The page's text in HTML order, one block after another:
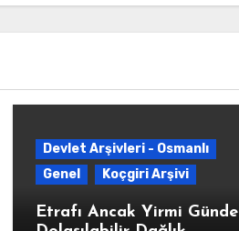
Devlet Arşivleri - Osmanlı
Genel
Koçgiri Arşivi
Etrafı Ancak Yirmi Günde